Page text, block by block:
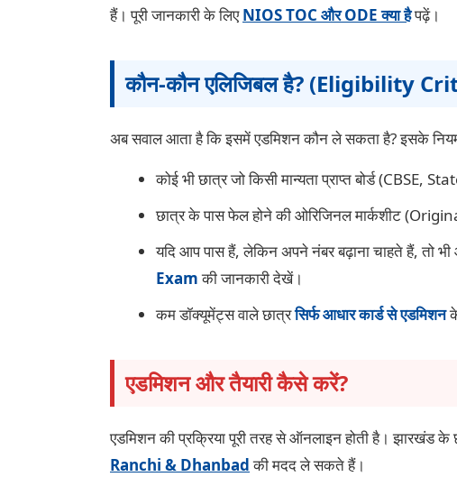
हैं। पूरी जानकारी के लिएNIOS TOC और ODE क्या हैपढ़ें।
कौन-कौन एलिजिबल है? (Eligibility
अब सवाल आता है कि इसमें एडमिशन कौन ले सकता है? इसके
कोई भी छात्र जो किसी मान्यता प्राप्त बोर्ड (CBSE,
छात्र के पास फेल होने की ओरिजिनल मार्कशीट
यदि आप पास हैं, लेकिन अपने नंबर बढ़ाना चाहते हैं, तो
Examकी जानकारी देखें।
कम डॉक्यूमेंट्स वाले छात्रसिर्फ आधार कार्ड से एडमिशन
एडमिशन और तैयारी कैसे करें?
एडमिशन की प्रक्रिया पूरी तरह से ऑनलाइन होती है। झारखंड के
Ranchi & Dhanbadकी मदद ले सकते हैं।